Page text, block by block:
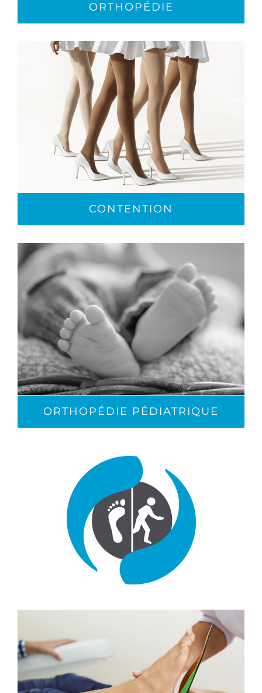
ORTHOPÉDIE
CONTENTION
ORTHOPÉDIE PÉDIATRIQUE